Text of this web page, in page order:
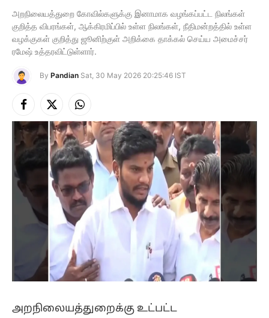
அறநிலையத்துறை கோவில்களுக்கு இனாமாக வழங்கப்பட்ட நிலங்கள்
குறித்த விபரங்கள், ஆக்கிரமிப்பில் உள்ள நிலங்கள், நீதிமன்றத்தில் உள்ள
வழக்குகள் குறித்து ஜூனிற்குள் அறிக்கை தாக்கல் செய்ய அமைச்சர்
ரமேஷ் உத்தரவிட்டுள்ளார்.
By Pandian Sat, 30 May 2026 20:25:46 IST
Facebook
X
(Twitter)
Instagram
அறநிலையத்துறைக்கு உட்பட்ட